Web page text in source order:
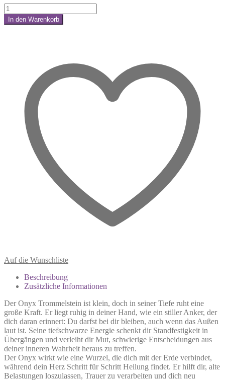
Onyx
Trommelstein
–
In den Warenkorb
Auf die Wunschliste
Beschreibung
Zusätzliche Informationen
Der Onyx Trommelstein ist klein, doch in seiner Tiefe ruht eine
große Kraft. Er liegt ruhig in deiner Hand, wie ein stiller Anker, der
dich daran erinnert: Du darfst bei dir bleiben, auch wenn das Außen
laut ist. Seine tiefschwarze Energie schenkt dir Standfestigkeit in
Übergängen und verleiht dir Mut, schwierige Entscheidungen aus
deiner inneren Wahrheit heraus zu treffen.
Der Onyx wirkt wie eine Wurzel, die dich mit der Erde verbindet,
während dein Herz Schritt für Schritt Heilung findet. Er hilft dir, alte
Belastungen loszulassen, Trauer zu verarbeiten und dich neu